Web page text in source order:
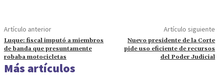
Artículo anterior
Luque: fiscal imputó a miembros
de banda que presuntamente
robaba motocicletas
Artículo siguiente
Nuevo presidente de la Corte
pide uso eficiente de recursos
del Poder Judicial
Más artículos